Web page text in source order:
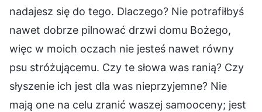
nadajesz się do tego. Dlaczego? Nie potrafiłbyś
nawet dobrze pilnować drzwi domu Bożego,
więc w moich oczach nie jesteś nawet równy
psu stróżującemu. Czy te słowa was ranią? Czy
słyszenie ich jest dla was nieprzyjemne? Nie
mają one na celu zranić waszej samooceny; jest